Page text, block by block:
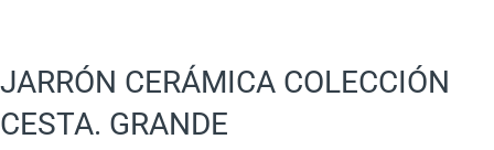
JARRÓN CERÁMICA COLECCIÓN
CESTA. GRANDE